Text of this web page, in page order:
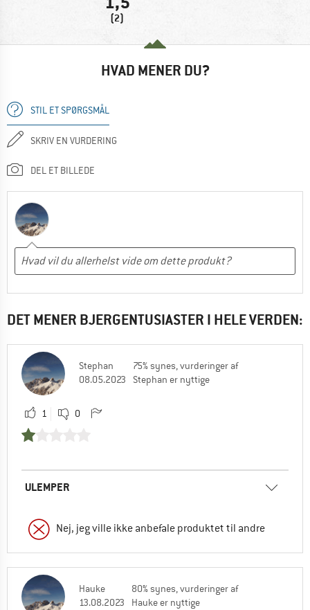
(2)
HVAD MENER DU?
STIL ET SPØRGSMÅL
SKRIV EN VURDERING
DEL ET BILLEDE
DET MENER BJERGENTUSIASTER I HELE VERDEN:
Stephan
08.05.2023
75% synes, vurderinger af
Stephan er nyttige
1 0
ULEMPER
Nej, jeg ville ikke anbefale produktet til andre
Hauke
13.08.2023
80% synes, vurderinger af
Hauke er nyttige